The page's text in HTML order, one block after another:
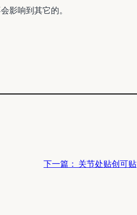
影响到其它的。
下一篇： 关节处贴创可贴